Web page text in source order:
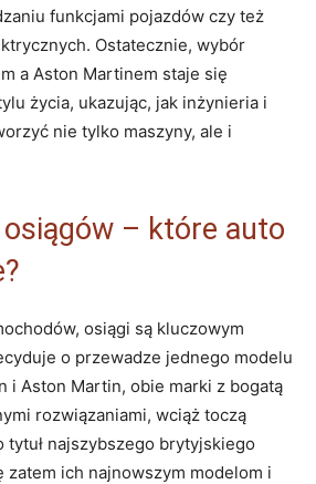
funkcjami pojazdów czy też
Ostatecznie, wybór
a Aston Martinem staje się
życia, ukazując, jak inżynieria i
nie tylko maszyny, ale i
– które auto
osiągi są kluczowym
o przewadze jednego modelu
i Aston Martin, obie marki z bogatą
rozwiązaniami, wciąż toczą
tytuł najszybszego brytyjskiego
zatem ich najnowszym modelom i